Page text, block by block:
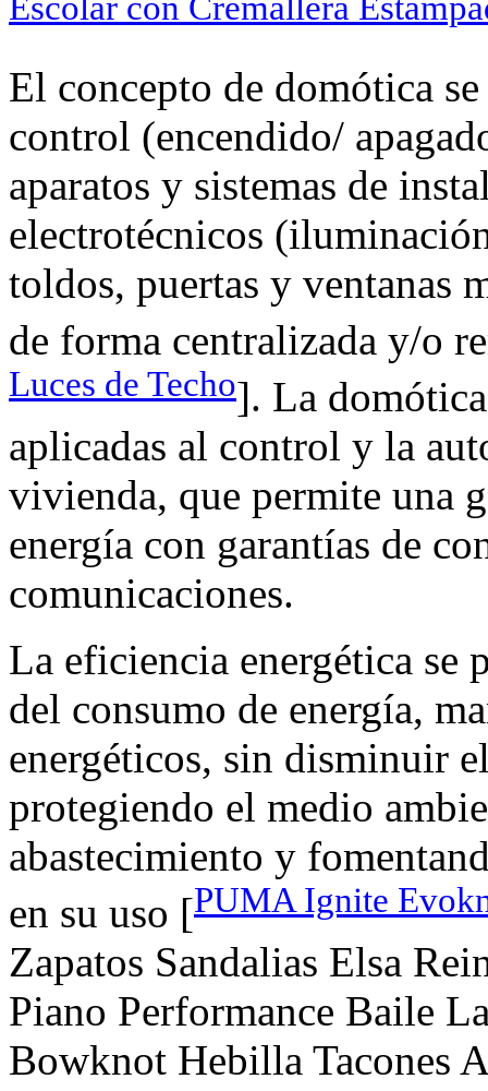
El concepto de domótica
control (encendido/
aparatos y sistemas de
electrotécnicos
toldos, puertas y ventanas
de forma centralizada y/o
Luces de Techo]. La
aplicadas al control y la
vivienda, que permite una
energía con garantías de
comunicaciones.
La eficiencia energética se
del consumo de energía,
energéticos, sin disminuir
protegiendo el medio
abastecimiento y
en su uso [PUMA Ignite
Zapatos Sandalias Elsa
Piano Performance Baile
Bowknot Hebilla Tacones